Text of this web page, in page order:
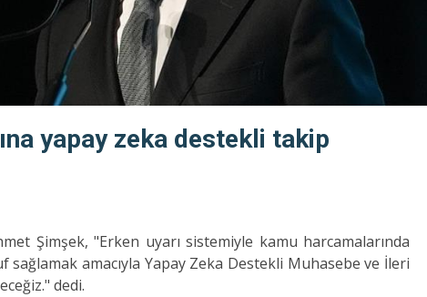
yapay zeka destekli takip
Şimşek, "Erken uyarı sistemiyle kamu harcamalarında
sağlamak amacıyla Yapay Zeka Destekli Muhasebe ve İleri
dedi.